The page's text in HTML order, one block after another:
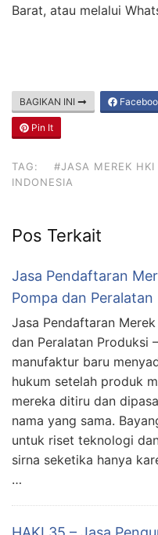
Barat, atau melalui
BAGIKAN INI
Pin It
TAG: #JASA MEREK HKI
INDONESIA
Pos Terkait
Jasa Pendaftaran
Pompa dan Peralatan
Jasa Pendaftaran
dan Peralatan Produksi
manufaktur baru
hukum setelah produk
mereka ditiru dan
nama yang sama.
untuk riset teknologi
sirna seketika hanya
…